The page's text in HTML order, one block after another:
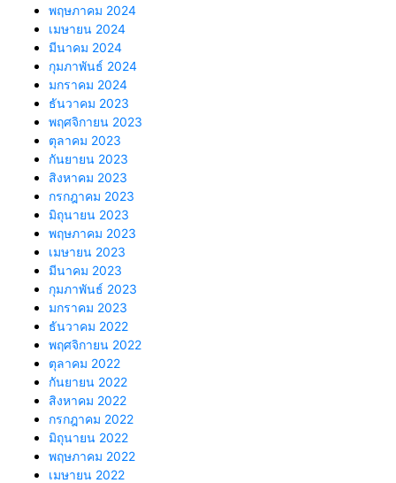
พฤษภาคม 2024
เมษายน 2024
มีนาคม 2024
กุมภาพันธ์ 2024
มกราคม 2024
ธันวาคม 2023
พฤศจิกายน 2023
ตุลาคม 2023
กันยายน 2023
สิงหาคม 2023
กรกฎาคม 2023
มิถุนายน 2023
พฤษภาคม 2023
เมษายน 2023
มีนาคม 2023
กุมภาพันธ์ 2023
มกราคม 2023
ธันวาคม 2022
พฤศจิกายน 2022
ตุลาคม 2022
กันยายน 2022
สิงหาคม 2022
กรกฎาคม 2022
มิถุนายน 2022
พฤษภาคม 2022
เมษายน 2022